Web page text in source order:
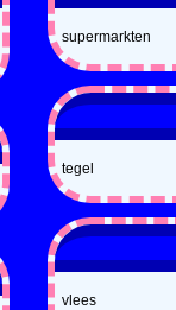
supermarkten
tegel
vlees